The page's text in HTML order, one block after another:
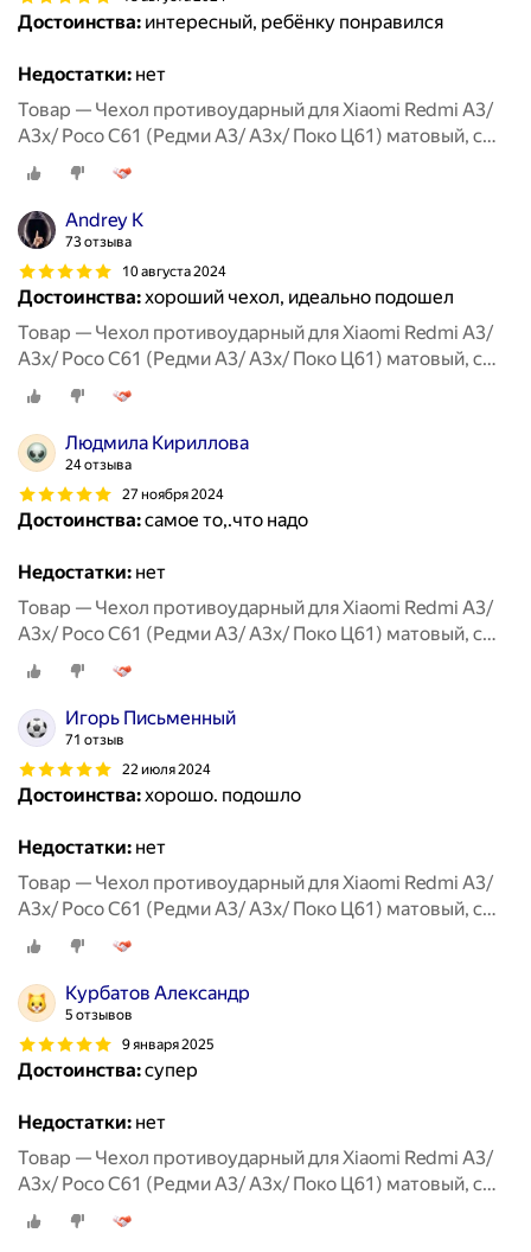
Достоинства: интересный, ребёнку понравился
Недостатки: нет
Товар — Чехол противоударный для Xiaomi Redmi A3/
A3x/ Poco C61 (Редми А3/ А3х/ Поко Ц61) матовый, с
защитой камеры, черный
Аndrey K
73 отзыва
10 августа 2024
Достоинства:хороший чехол, идеально подошел
Товар — Чехол противоударный для Xiaomi Redmi A3/
A3x/ Poco C61 (Редми А3/ А3х/ Поко Ц61) матовый, с
защитой камеры, черный
Людмила Кириллова
24 отзыва
27 ноября 2024
Достоинства:самое то,.что надо
Недостатки: нет
Товар — Чехол противоударный для Xiaomi Redmi A3/
A3x/ Poco C61 (Редми А3/ А3х/ Поко Ц61) матовый, с
защитой камеры, черный
Игорь Письменный
71 отзыв
22 июля 2024
Достоинства:хорошо. подошло
Недостатки: нет
Товар — Чехол противоударный для Xiaomi Redmi A3/
A3x/ Poco C61 (Редми А3/ А3х/ Поко Ц61) матовый, с
защитой камеры, черный
Курбатов Александр
5 отзывов
9 января 2025
Достоинства:супер
Недостатки: нет
Товар — Чехол противоударный для Xiaomi Redmi A3/
A3x/ Poco C61 (Редми А3/ А3х/ Поко Ц61) матовый, с
защитой камеры, черный